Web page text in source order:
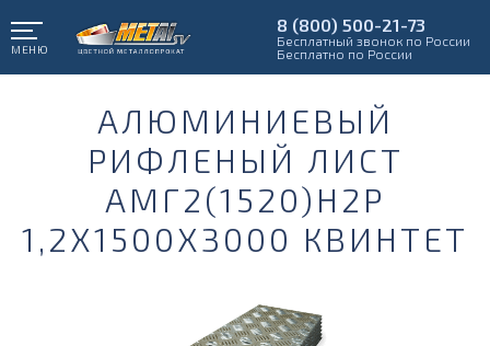
МЕНЮ
8 (800) 500-21-73
Бесплатный звонок по России
Бесплатно по России
АЛЮМИНИЕВЫЙ
РИФЛЕНЫЙ ЛИСТ
АМГ2(1520)Н2Р
1,2Х1500Х3000 КВИНТЕТ